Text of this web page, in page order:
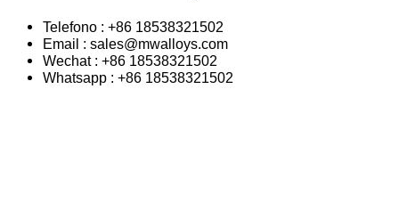
Telefono : +86 18538321502
Email : sales@mwalloys.com
Wechat : +86 18538321502
Whatsapp : +86 18538321502